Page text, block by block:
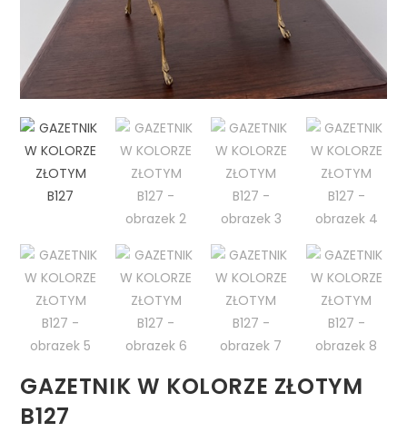
GAZETNIK W KOLORZE ZŁOTYM
B127